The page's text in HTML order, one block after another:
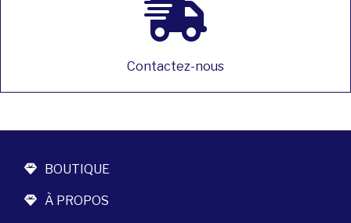
Contactez-nous
BOUTIQUE
À PROPOS